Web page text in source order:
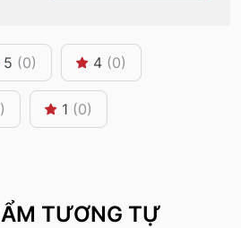
5 (0) 4 (0)
1 (0)
TƯƠNG TỰ